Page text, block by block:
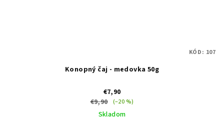
Konopný čaj - medovka 50g
€7,90
€9,90
(–20 %)
Skladom
KÓD: 107